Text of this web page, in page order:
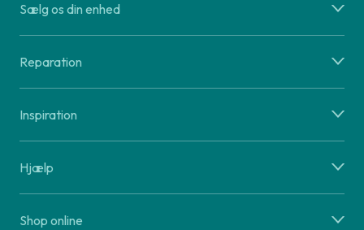
Sælg os din enhed
Reparation
Inspiration
Hjælp
Shop online